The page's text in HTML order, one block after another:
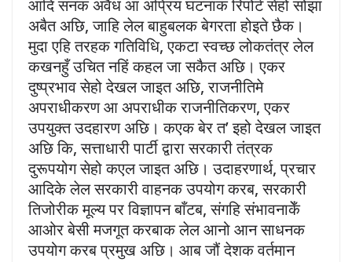
आदि सनक अवैध आ अप्रिय घटनाक रिपोर्ट सेहो सोझा
अबैत अछि, जाहि लेल बाहुबलक बेगरता होइते छैक।
मुदा एहि तरहक गतिविधि, एकटा स्वच्छ लोकतंत्र लेल
कखनहुँ उचित नहिं कहल जा सकैत अछि। एकर
दुष्प्रभाव सेहो देखल जाइत अछि, राजनीतिमे
अपराधीकरण आ अपराधीक राजनीतिकरण, एकर
उपयुक्त उदहारण अछि। कएक बेर त’ इहो देखल जाइत
अछि कि, सत्ताधारी पार्टी द्वारा सरकारी तंत्रक
दुरूपयोग सेहो कएल जाइत अछि। उदाहरणार्थ, प्रचार
आदिके लेल सरकारी वाहनक उपयोग करब, सरकारी
तिजोरीक मूल्य पर विज्ञापन बाँटब, संगहि संभावनाकेँ
आओर बेसी मजगूत करबाक लेल आनो आन साधनक
उपयोग करब प्रमुख अछि। आब जौं देशक वर्तमान